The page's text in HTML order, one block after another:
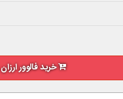
خرید فالوور ارزان